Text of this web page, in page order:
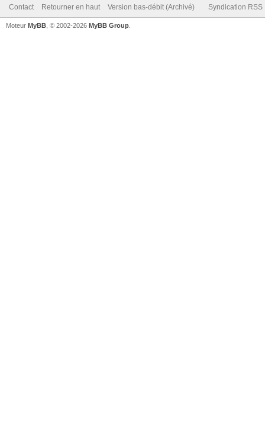
Contact Retourner en haut Version bas-débit (Archivé) Syndication RSS
Moteur MyBB , © 2002-2026 MyBB Group